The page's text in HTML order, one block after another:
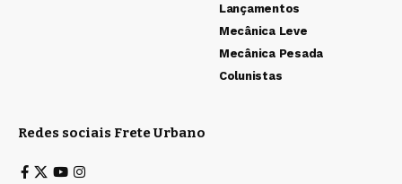
Lançamentos
Mecânica Leve
Mecânica Pesada
Colunistas
Redes sociais Frete Urbano